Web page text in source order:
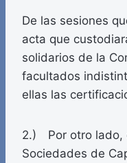
De las sesiones
acta que
solidarios de la
facultados
ellas las
2.) Por otro lado,
Sociedades de